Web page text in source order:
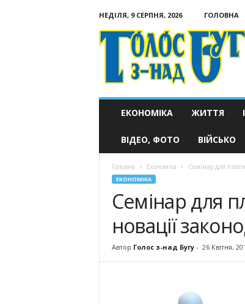
НЕДІЛЯ, 9 СЕРПНЯ, 2026 ГОЛОВНА
Голос
з-
ЕКОНОМІКА ЖИТТЯ
ВІДЕО, ФОТО ВІЙСЬКО
Головна Економіка Семінар для
ЕКОНОМІКА
Семінар для
новації
Автор Голос з-над Бугу- 26 Квітня,